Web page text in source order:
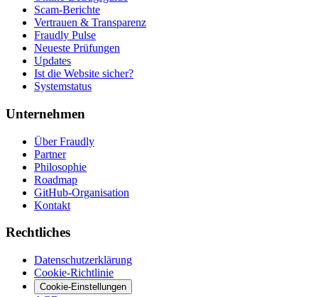
Scam-Berichte
Vertrauen & Transparenz
Fraudly Pulse
Neueste Prüfungen
Updates
Ist die Website sicher?
Systemstatus
Unternehmen
Über Fraudly
Partner
Philosophie
Roadmap
GitHub-Organisation
Kontakt
Rechtliches
Datenschutzerklärung
Cookie-Richtlinie
Cookie-Einstellungen